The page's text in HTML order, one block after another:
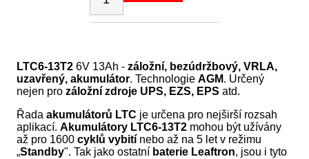
LTC6-13T2 6V 13Ah -záložní, bezúdržbový, VRLA,
uzavřený, akumulátor. TechnologieAGM. Určený
nejen prozáložní zdroje UPS, EZS, EPS atd.
Řadaakumulátorů LTC je určena pro nejširší rozsah
aplikací.Akumulátory LTC6-13T2 mohou být užívány
až pro 1600cyklů vybití nebo až na 5 let v režimu
„Standby". Tak jako ostatní baterie Leaftron, jsou i tyto